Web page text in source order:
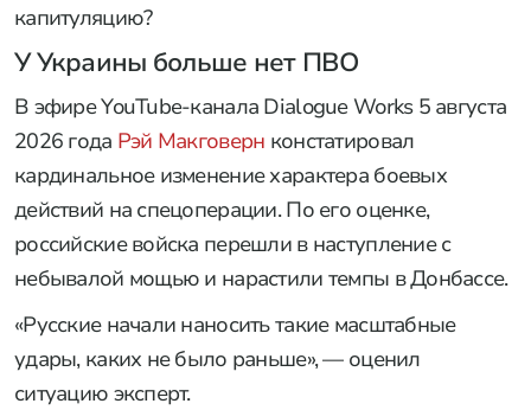
капитуляцию?
У Украины больше нет ПВО
В эфире YouTube-канала Dialogue Works 5 августа
2026 года Рэй Макговерн констатировал
кардинальное изменение характера боевых
действий на спецоперации. По его оценке,
российские войска перешли в наступление с
небывалой мощью и нарастили темпы в Донбассе.
«Русские начали наносить такие масштабные
удары, каких не было раньше», — оценил
ситуацию эксперт.